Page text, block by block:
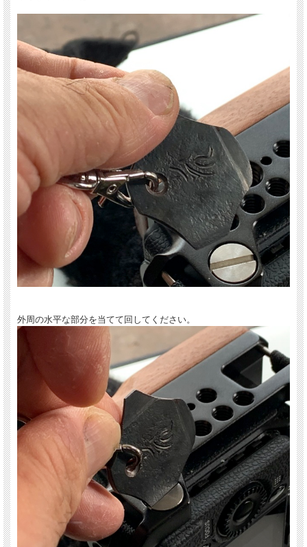
カメラや家電によく使用されている、硬貨を使って回すネジに対応した「コインド
ライバー」です。 「ふぐ」に似たちょっと可愛い形から「福回」（ふくまわし）
と名付けられました。
ペンダントやキーホルダーとしてどこでも携帯できます。地味で目立たない、どち
らかというと渋い存在ですが、カメラストラップにこれをつけていれば何かと便利
なのです。
写真撮影でカメラを持ち歩く人なら、三脚への取り付けやら何やらでコインを使っ
てネジを回していると思います。しかし、コインを持ち合わせていなかったりする
となかなか大変です。手締めでは緩くしか締まらず、使える代用品はなかなか見つ
かりません。 そして、シャッターチャンスはポケットの小銭が見つかるのを待っ
てくれません。
そんな時、道具一つで道が開けることはあるのです。 常に備える人、装飾より質
実を重んじる人、手仕事への愛を知る人に持っていただきたい小品です。
外周の水平な部分を当てて回してください。